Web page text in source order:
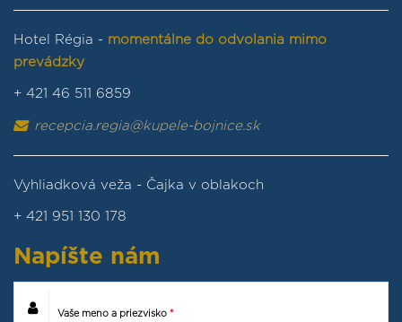
Hotel Régia - momentálne do odvolania mimo
prevádzky
+ 421 46 511 6859
recepcia.regia@kupele-bojnice.sk
Vyhliadková veža - Čajka v oblakoch
+ 421 951 130 178
Napíšte nám
Vaše meno a priezvisko *